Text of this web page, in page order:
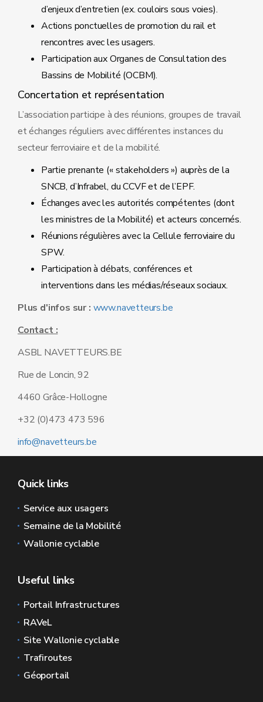
d’enjeux d’entretien (ex. couloirs sous voies).
Actions ponctuelles de promotion du rail et
rencontres avec les usagers.
Participation aux Organes de Consultation des
Bassins de Mobilité (OCBM).
Concertation et représentation
L’association participe à des réunions, groupes de travail
et échanges réguliers avec différentes instances du
secteur ferroviaire et de la mobilité.
Partie prenante (« stakeholders ») auprès de la
SNCB, d’Infrabel, du CCVF et de l’EPF.
Échanges avec les autorités compétentes (dont
les ministres de la Mobilité) et acteurs concernés.
Réunions régulières avec la Cellule ferroviaire du
SPW.
Participation à débats, conférences et
interventions dans les médias/réseaux sociaux.
Plus d'infos sur : www.navetteurs.be
Contact :
ASBL NAVETTEURS.BE
Rue de Loncin, 92
4460 Grâce-Hollogne
+32 (0)473 473 596
info@navetteurs.be
Quick links
Service aux usagers
Semaine de la Mobilité
Wallonie cyclable
Useful links
Portail Infrastructures
RAVeL
Site Wallonie cyclable
Trafiroutes
Géoportail